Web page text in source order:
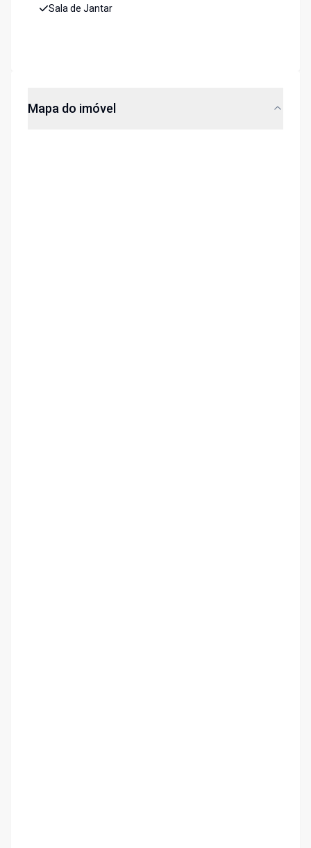
Sala de Jantar
Mapa do imóvel